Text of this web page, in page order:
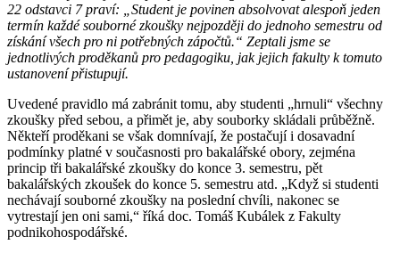
22 odstavci 7 praví: „Student je povinen absolvovat alespoň jeden
termín každé souborné zkoušky nejpozději do jednoho semestru od
získání všech pro ni potřebných zápočtů.“ Zeptali jsme se
jednotlivých proděkanů pro pedagogiku, jak jejich fakulty k tomuto
ustanovení přistupují.
Uvedené pravidlo má zabránit tomu, aby studenti „hrnuli“ všechny
zkoušky před sebou, a přimět je, aby souborky skládali průběžně.
Někteří proděkani se však domnívají, že postačují i dosavadní
podmínky platné v současnosti pro bakalářské obory, zejména
princip tři bakalářské zkoušky do konce 3. semestru, pět
bakalářských zkoušek do konce 5. semestru atd. „Když si studenti
nechávají souborné zkoušky na poslední chvíli, nakonec se
vytrestají jen oni sami,“ říká doc. Tomáš Kubálek z Fakulty
podnikohospodářské.